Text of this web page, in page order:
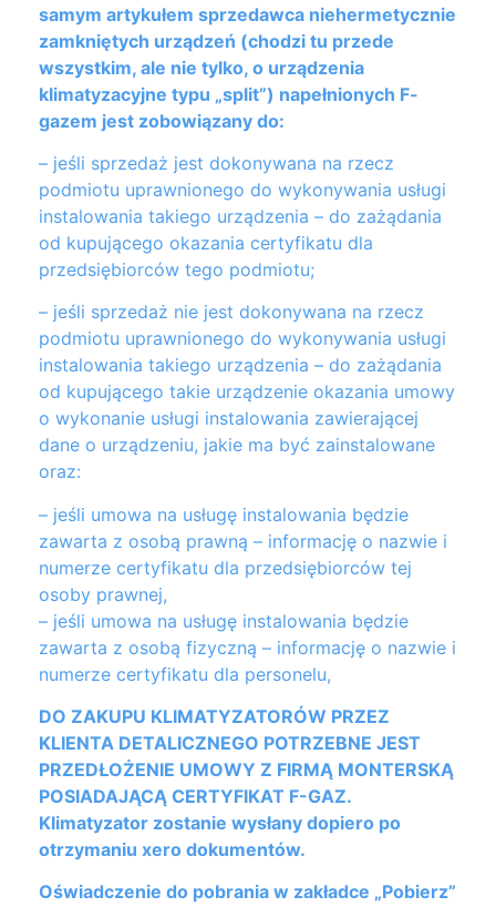
samym artykułem sprzedawca niehermetycznie
zamkniętych urządzeń (chodzi tu przede
wszystkim, ale nie tylko, o urządzenia
klimatyzacyjne typu „split”) napełnionych F-
gazem jest zobowiązany do:
– jeśli sprzedaż jest dokonywana na rzecz
podmiotu uprawnionego do wykonywania usługi
instalowania takiego urządzenia – do zażądania
od kupującego okazania certyfikatu dla
przedsiębiorców tego podmiotu;
– jeśli sprzedaż nie jest dokonywana na rzecz
podmiotu uprawnionego do wykonywania usługi
instalowania takiego urządzenia – do zażądania
od kupującego takie urządzenie okazania umowy
o wykonanie usługi instalowania zawierającej
dane o urządzeniu, jakie ma być zainstalowane
oraz:
– jeśli umowa na usługę instalowania będzie
zawarta z osobą prawną – informację o nazwie i
numerze certyfikatu dla przedsiębiorców tej
osoby prawnej,
– jeśli umowa na usługę instalowania będzie
zawarta z osobą fizyczną – informację o nazwie i
numerze certyfikatu dla personelu,
DO ZAKUPU KLIMATYZATORÓW PRZEZ
KLIENTA DETALICZNEGO POTRZEBNE JEST
PRZEDŁOŻENIE UMOWY Z FIRMĄ MONTERSKĄ
POSIADAJĄCĄ CERTYFIKAT F-GAZ.
Klimatyzator zostanie wysłany dopiero po
otrzymaniu xero dokumentów.
Oświadczenie do pobrania w zakładce „Pobierz”